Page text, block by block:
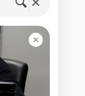
фиксированные
клиентом и не в
Сервис не
не
предварительную